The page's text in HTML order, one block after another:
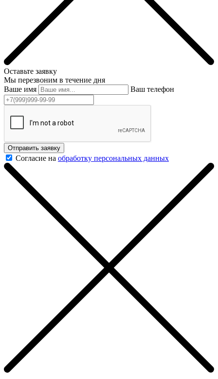
Оставьте заявку
Мы перезвоним в течение дня
Ваше имя
Ваш телефон
Отправить заявку
Согласие на обработку персональных данных